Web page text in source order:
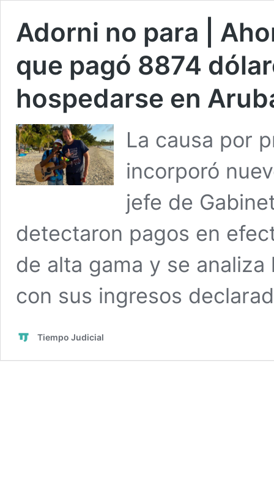
Adorni no para |
que pagó 8874
hospedarse en
La causa por
incorporó
jefe de
detectaron pagos en
de alta gama y se
con sus ingresos
Tiempo Judicial